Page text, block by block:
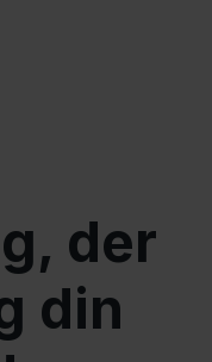
der
din